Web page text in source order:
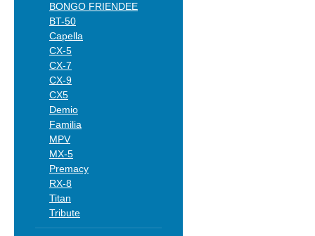
BONGO FRIENDEE
BT-50
Capella
CX-5
CX-7
CX-9
CX5
Demio
Familia
MPV
MX-5
Premacy
RX-8
Titan
Tribute